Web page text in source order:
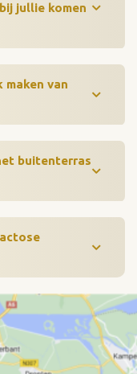
jullie komen
maken van